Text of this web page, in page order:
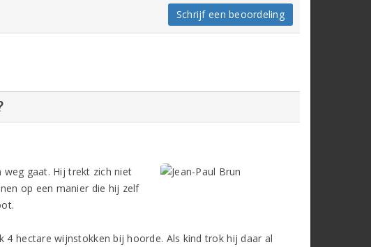
Schrijf een beoordeling
weg gaat. Hij trekt zich niet
op een manier die hij zelf
4 hectare wijnstokken bij hoorde. Als kind trok hij daar al